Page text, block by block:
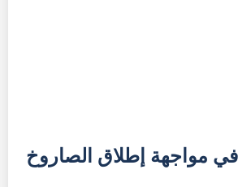
في مواجهة إطلاق الصاروخ